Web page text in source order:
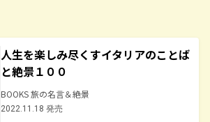
人生を楽しみ尽くすイタリアのことば
と絶景１００
BOOKS 旅の名言＆絶景
2022.11.18 発売